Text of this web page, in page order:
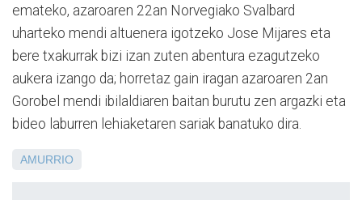
emateko, azaroaren 22an Norvegiako Svalbard
uharteko mendi altuenera igotzeko Jose Mijares eta
bere txakurrak bizi izan zuten abentura ezagutzeko
aukera izango da; horretaz gain iragan azaroaren 2an
Gorobel mendi ibilaldiaren baitan burutu zen argazki eta
bideo laburren lehiaketaren sariak banatuko dira.
AMURRIO